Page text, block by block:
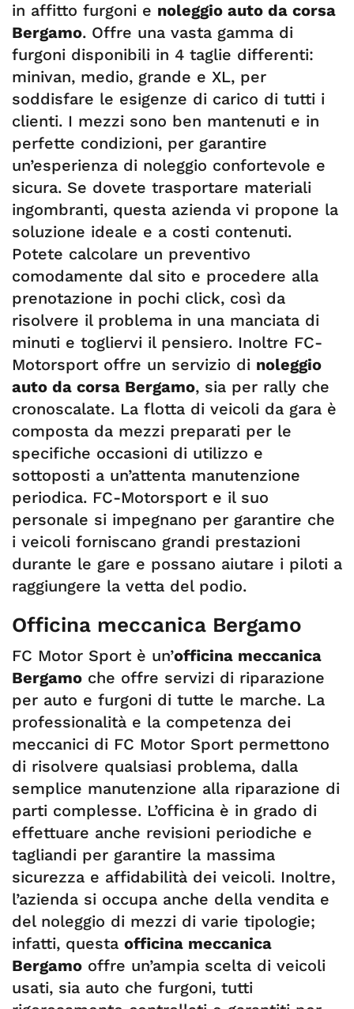
in affitto furgoni e noleggio auto da corsa
Bergamo. Offre una vasta gamma di
furgoni disponibili in 4 taglie differenti:
minivan, medio, grande e XL, per
soddisfare le esigenze di carico di tutti i
clienti. I mezzi sono ben mantenuti e in
perfette condizioni, per garantire
un’esperienza di noleggio confortevole e
sicura. Se dovete trasportare materiali
ingombranti, questa azienda vi propone la
soluzione ideale e a costi contenuti.
Potete calcolare un preventivo
comodamente dal sito e procedere alla
prenotazione in pochi click, così da
risolvere il problema in una manciata di
minuti e togliervi il pensiero. Inoltre FC-
Motorsport offre un servizio di noleggio
auto da corsa Bergamo, sia per rally che
cronoscalate. La flotta di veicoli da gara è
composta da mezzi preparati per le
specifiche occasioni di utilizzo e
sottoposti a un’attenta manutenzione
periodica. FC-Motorsport e il suo
personale si impegnano per garantire che
i veicoli forniscano grandi prestazioni
durante le gare e possano aiutare i piloti a
raggiungere la vetta del podio.
Officina meccanica Bergamo
FC Motor Sport è un’officina meccanica
Bergamo che offre servizi di riparazione
per auto e furgoni di tutte le marche. La
professionalità e la competenza dei
meccanici di FC Motor Sport permettono
di risolvere qualsiasi problema, dalla
semplice manutenzione alla riparazione di
parti complesse. L’officina è in grado di
effettuare anche revisioni periodiche e
tagliandi per garantire la massima
sicurezza e affidabilità dei veicoli. Inoltre,
l’azienda si occupa anche della vendita e
del noleggio di mezzi di varie tipologie;
infatti, questa officina meccanica
Bergamo offre un’ampia scelta di veicoli
usati, sia auto che furgoni, tutti